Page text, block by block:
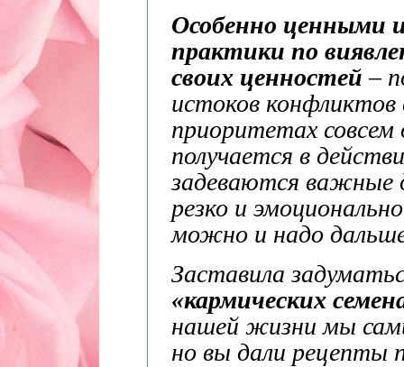
Особенно ценными
практики по
своих ценностей–
истоков
приоритетах
получается в
задеваются важные
резко и
можно и надо
Заставила
«кармических
нашей жизни мы
но вы дали рецепты